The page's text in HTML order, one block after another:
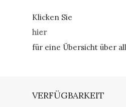
Klicken Sie
hier
für eine Übersicht über
VERFÜGBARKEIT